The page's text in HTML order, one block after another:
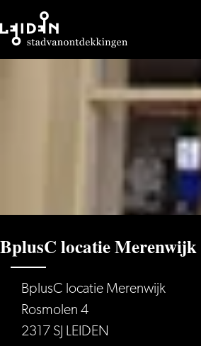
Gehen
BplusC locatie Merenwijk
BplusC locatie Merenwijk
Rosmolen 4
2317 SJ LEIDEN